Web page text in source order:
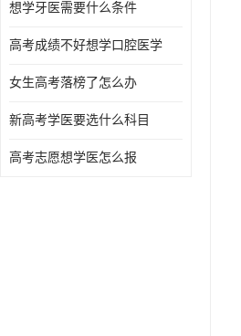
想学牙医需要什么条件
高考成绩不好想学口腔医学
女生高考落榜了怎么办
新高考学医要选什么科目
高考志愿想学医怎么报